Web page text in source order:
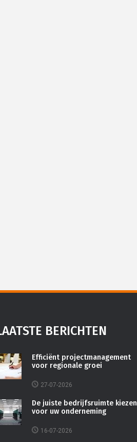
BERICHTEN
Efficiënt projectmanagement
voor regionale groei
27-07-2026
De juiste bedrijfsruimte kiezen
voor uw onderneming
16-07-2026